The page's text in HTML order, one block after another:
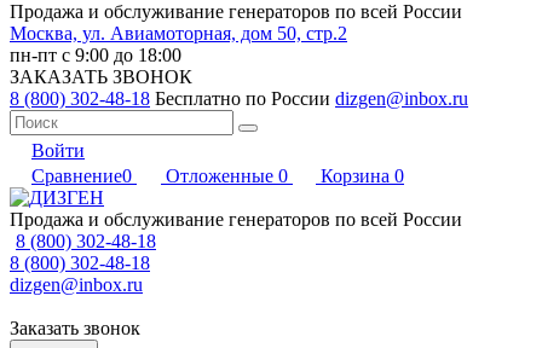
Продажа и обслуживание генераторов по всей России
Москва, ул. Авиамоторная, дом 50, стр.2
пн-пт с 9:00 до 18:00
ЗАКАЗАТЬ ЗВОНОК
8 (800) 302-48-18 Бесплатно по России dizgen@inbox.ru
Войти
Сравнение0 Отложенные 0 Корзина 0
Продажа и обслуживание генераторов по всей России
8 (800) 302-48-18
8 (800) 302-48-18
dizgen@inbox.ru
Заказать звонок